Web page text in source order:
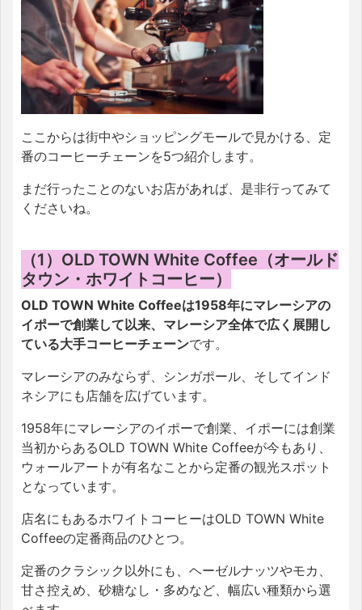
ここからは街中やショッピングモールで見かける、定
番のコーヒーチェーンを5つ紹介します。
まだ行ったことのないお店があれば、是非行ってみて
くださいね。
（1）OLD TOWN White Coffee（オールド
タウン・ホワイトコーヒー）
OLD TOWN White Coffeeは1958年にマレーシアの
イポーで創業して以来、マレーシア全体で広く展開し
ている大手コーヒーチェーンです。
マレーシアのみならず、シンガポール、そしてインド
ネシアにも店舗を広げています。
1958年にマレーシアのイポーで創業、イポーには創業
当初からあるOLD TOWN White Coffeeが今もあり、
ウォールアートが有名なことから定番の観光スポット
となっています。
店名にもあるホワイトコーヒーはOLD TOWN White
Coffeeの定番商品のひとつ。
定番のクラシック以外にも、ヘーゼルナッツやモカ、
甘さ控えめ、砂糖なし・多めなど、幅広い種類から選